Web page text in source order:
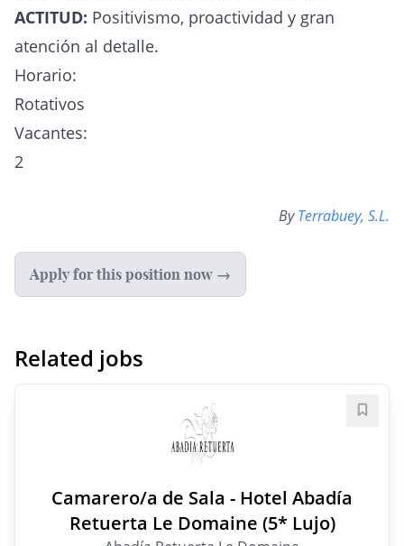
ACTITUD: Positivismo, proactividad y gran
atención al detalle.
Horario:
Rotativos
Vacantes:
2
ByTerrabuey, S.L.
Apply for this position now →
Related jobs
Camarero/a de Sala - Hotel Abadía
Retuerta Le Domaine (5* Lujo)
Save